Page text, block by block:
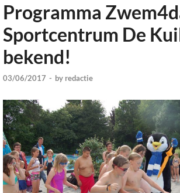
Programma
Sportcentrum De
bekend!
03/06/2017 - by redactie